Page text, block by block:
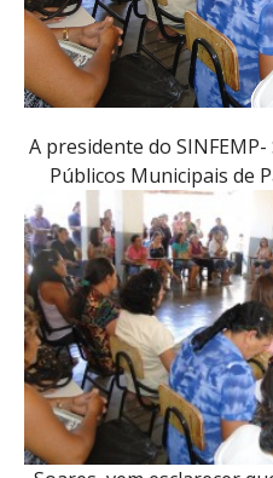
A presidente do
Públicos Municipais de